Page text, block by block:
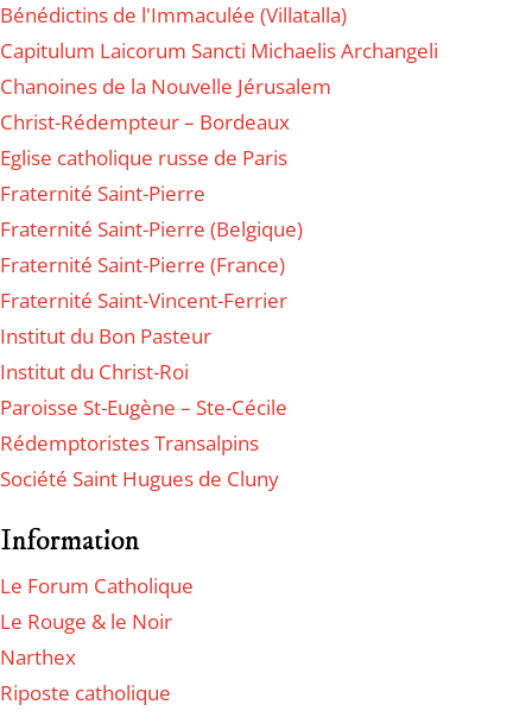
Bénédictins de l'Immaculée (Villatalla)
Capitulum Laicorum Sancti Michaelis Archangeli
Chanoines de la Nouvelle Jérusalem
Christ-Rédempteur – Bordeaux
Eglise catholique russe de Paris
Fraternité Saint-Pierre
Fraternité Saint-Pierre (Belgique)
Fraternité Saint-Pierre (France)
Fraternité Saint-Vincent-Ferrier
Institut du Bon Pasteur
Institut du Christ-Roi
Paroisse St-Eugène – Ste-Cécile
Rédemptoristes Transalpins
Société Saint Hugues de Cluny
Information
Le Forum Catholique
Le Rouge & le Noir
Narthex
Riposte catholique